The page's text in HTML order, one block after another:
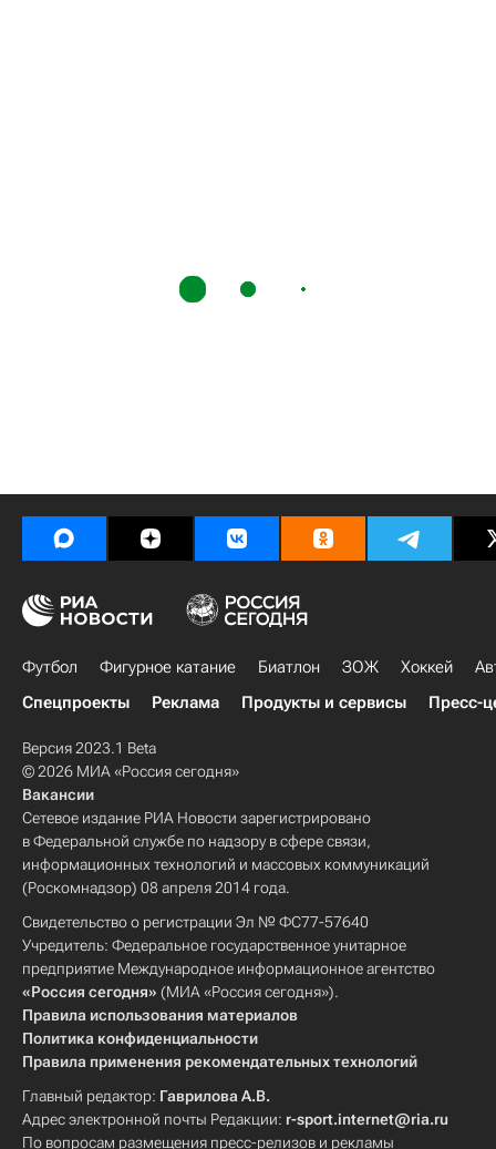
Футбол Фигурное катание Биатлон ЗОЖ Хоккей
Спецпроекты
Реклама Продукты и сервисы Пресс-
Версия 2023.1 Beta
© 2026 МИА «Россия сегодня»
Вакансии
Сетевое издание РИА Новости зарегистрировано
в Федеральной службе по надзору в сфере связи,
информационных технологий и массовых коммуникаций
(Роскомнадзор) 08 апреля 2014 года.
Свидетельство о регистрации Эл № ФС77-57640
Учредитель: Федеральное государственное унитарное
предприятие Международное информационное агентство
«Россия сегодня» (МИА «Россия сегодня»).
Правила использования материалов
Политика конфиденциальности
Правила применения рекомендательных технологий
Главный редактор: Гаврилова А.В.
Адрес электронной почты Редакции: r-sport.internet@ria.ru
По вопросам размещения пресс-релизов и рекламы